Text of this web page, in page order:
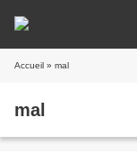
Accueil » mal
mal